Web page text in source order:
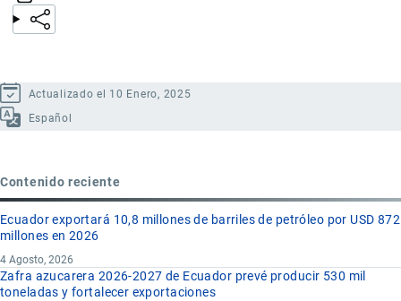
Actualizado el 10 Enero, 2025
Español
Contenido reciente
Ecuador exportará 10,8 millones de barriles de petróleo por USD 872
millones en 2026
4 Agosto, 2026
Zafra azucarera 2026-2027 de Ecuador prevé producir 530 mil
toneladas y fortalecer exportaciones